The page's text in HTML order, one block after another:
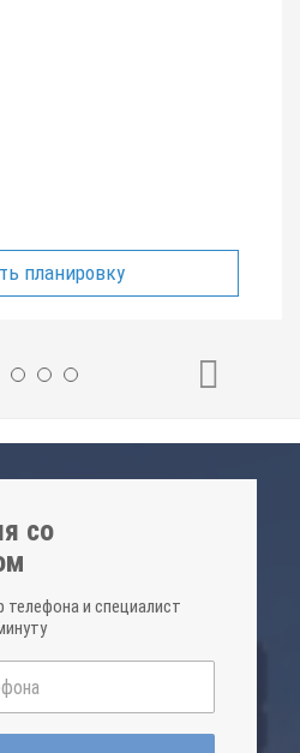
планировку
со
телефона и специалист